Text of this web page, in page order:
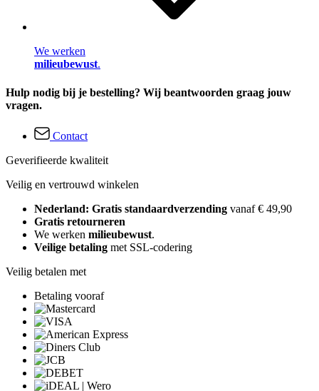
We werken
milieubewust.
Hulp nodig bij je bestelling? Wij beantwoorden graag jouw
vragen.
Contact
Geverifieerde kwaliteit
Veilig en vertrouwd winkelen
Nederland: Gratis standaardverzending vanaf € 49,90
Gratis retourneren
We werken milieubewust.
Veilige betaling met SSL-codering
Veilig betalen met
Betaling vooraf